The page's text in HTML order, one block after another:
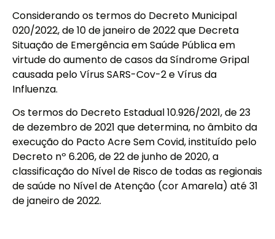
Considerando os termos do Decreto Municipal
020/2022, de 10 de janeiro de 2022 que Decreta
Situação de Emergência em Saúde Pública em
virtude do aumento de casos da Síndrome Gripal
causada pelo Vírus SARS-Cov-2 e Vírus da
Influenza.
Os termos do Decreto Estadual 10.926/2021, de 23
de dezembro de 2021 que determina, no âmbito da
execução do Pacto Acre Sem Covid, instituído pelo
Decreto nº 6.206, de 22 de junho de 2020, a
classificação do Nível de Risco de todas as regionais
de saúde no Nível de Atenção (cor Amarela) até 31
de janeiro de 2022.